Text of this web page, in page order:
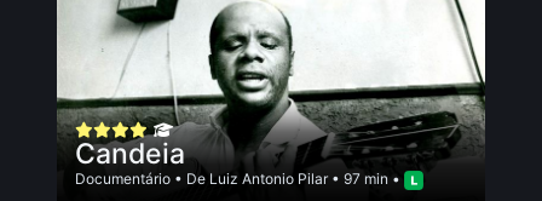
Candeia
Documentário • De Luiz Antonio Pilar• 97 min •